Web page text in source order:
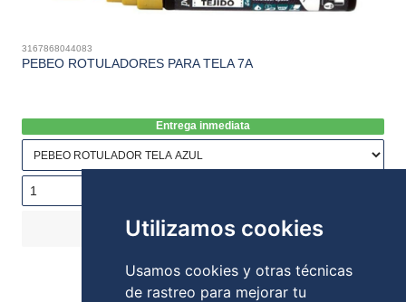
Utilizamos cookies
Usamos cookies y otras técnicas
de rastreo para mejorar tu
3167868044083
PEBEO ROTULADORES PARA TELA 7A
Entrega inmediata
4,20€
COMPRAR
Stock: